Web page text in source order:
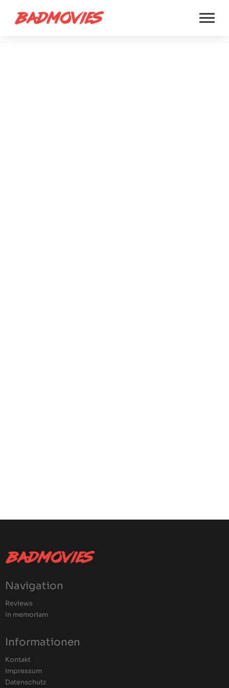
Navigation
Reviews
In memoriam
Informationen
Kontakt
Impressum
Datenschutz